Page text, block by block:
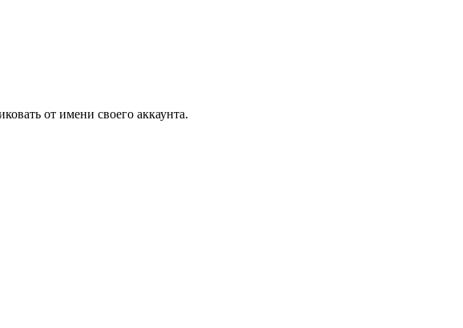
от имени своего аккаунта.